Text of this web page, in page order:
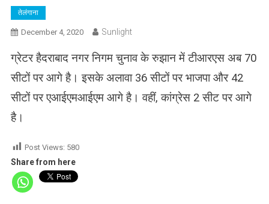
तेलंगाना
December 4, 2020 Sunlight
ग्रेटर हैदराबाद नगर निगम चुनाव के रुझान में टीआरएस अब 70
सीटों पर आगे है। इसके अलावा 36 सीटों पर भाजपा और 42
सीटों पर एआईएमआईएम आगे है। वहीं, कांग्रेस 2 सीट पर आगे
है।
Post Views: 580
Share from here